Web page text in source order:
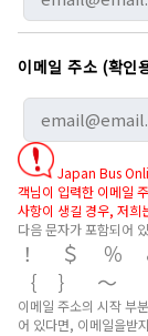
이메일 주소 (확인
Japan Bus
객님이 입력한 이메일
사항이 생길 경우, 저희
다음 문자가 포함되어
！＄
｛｝～
이메일 주소의 시작 부
어 있다면, 이메일을받